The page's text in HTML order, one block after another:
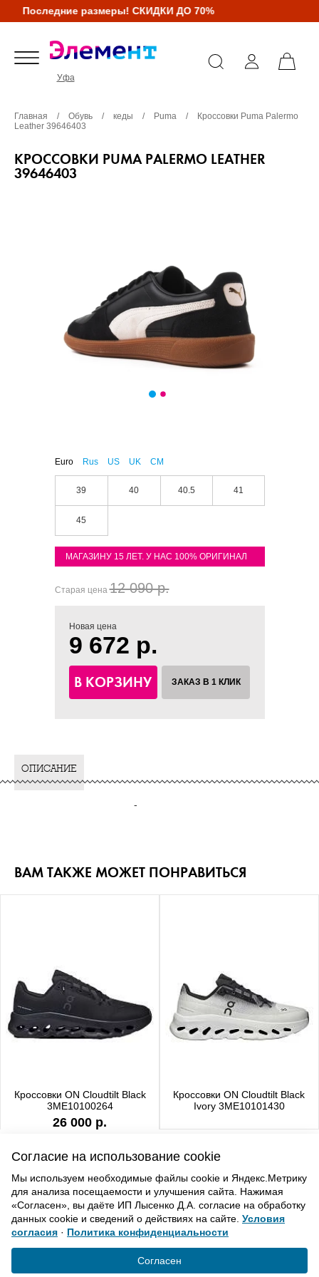
Последние размеры! СКИДКИ ДО 70%
Уфа
Главная / Обувь / кеды / Puma /
Кроссовки Puma Palermo
Leather 39646403
КРОССОВКИ PUMA PALERMO LEATHER
39646403
Euro Rus US UK CM
39 40 40.5 41
45
МАГАЗИНУ 15 ЛЕТ. У НАС 100% ОРИГИНАЛ
Старая цена12 090 р.
Новая цена
9 672 р.
В КОРЗИНУ ЗАКАЗ В 1 КЛИК
ОПИСАНИЕ
-
ВАМ ТАКЖЕ МОЖЕТ ПОНРАВИТЬСЯ
Кроссовки ON Cloudtilt Black
3ME10100264
26 000 р.
Кроссовки ON Cloudtilt Black
Ivory 3ME10101430
Согласие на использование cookie
Мы используем необходимые файлы cookie и Яндекс.Метрику
для анализа посещаемости и улучшения сайта. Нажимая
«Согласен», вы даёте ИП Лысенко Д.А. согласие на обработку
данных cookie и сведений о действиях на сайте. Условия
согласия · Политика конфиденциальности
Согласен